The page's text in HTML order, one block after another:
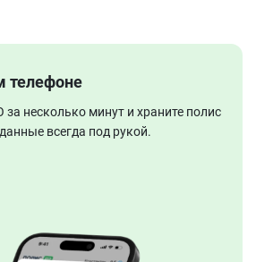
телефоне
несколько минут и храните полис
всегда под рукой.